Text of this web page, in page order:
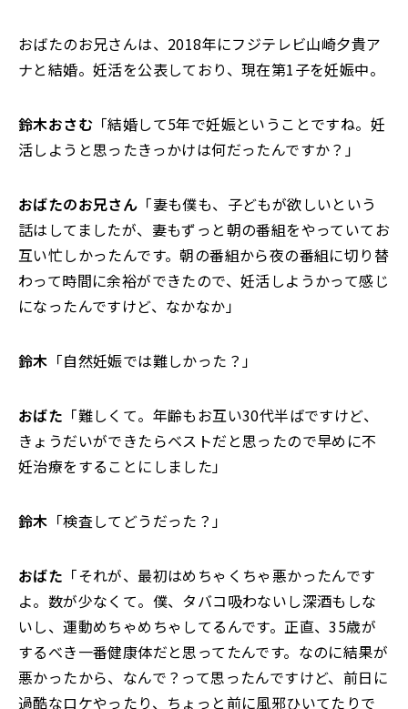
おばたのお兄さんは、2018年にフジテレビ山崎夕貴ア
ナと結婚。妊活を公表しており、現在第1子を妊娠中。
鈴木おさむ 「結婚して5年で妊娠ということですね。妊
活しようと思ったきっかけは何だったんですか？」
おばたのお兄さん 「妻も僕も、子どもが欲しいという
話はしてましたが、妻もずっと朝の番組をやっていてお
互い忙しかったんです。朝の番組から夜の番組に切り替
わって時間に余裕ができたので、妊活しようかって感じ
になったんですけど、なかなか」
鈴木 「自然妊娠では難しかった？」
おばた 「難しくて。年齢もお互い30代半ばですけど、
きょうだいができたらベストだと思ったので早めに不
妊治療をすることにしました」
鈴木 「検査してどうだった？」
おばた 「それが、最初はめちゃくちゃ悪かったんです
よ。数が少なくて。僕、タバコ吸わないし深酒もしな
いし、運動めちゃめちゃしてるんです。正直、35歳が
するべき一番健康体だと思ってたんです。なのに結果が
悪かったから、なんで？って思ったんですけど、前日に
過酷なロケやったり、ちょっと前に風邪ひいてたりで